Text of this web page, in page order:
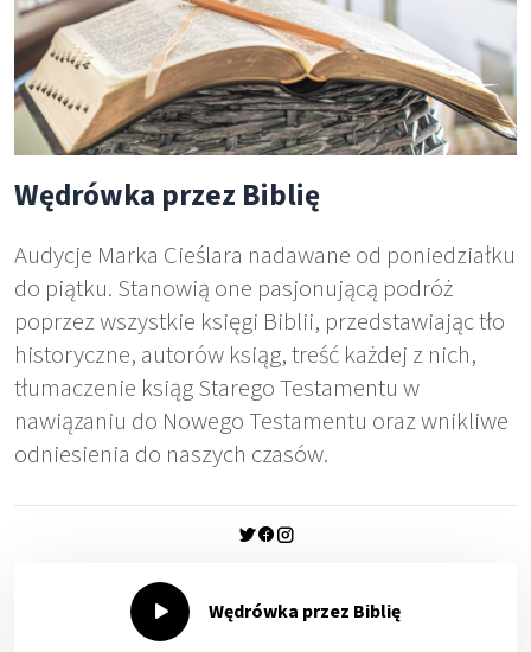
Wędrówka przez Biblię
Audycje Marka Cieślara nadawane od poniedziałku
do piątku. Stanowią one pasjonującą podróż
poprzez wszystkie księgi Biblii, przedstawiając tło
historyczne, autorów ksiąg, treść każdej z nich,
tłumaczenie ksiąg Starego Testamentu w
nawiązaniu do Nowego Testamentu oraz wnikliwe
odniesienia do naszych czasów.
Wędrówka przez Biblię